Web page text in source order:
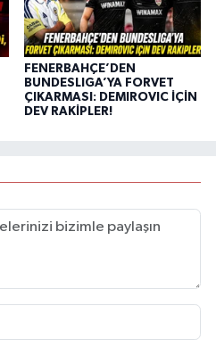
FENERBAHÇE’DEN
BUNDESLIGA’YA FORVET
ÇIKARMASI: DEMIROVIC İÇİN
DEV RAKİPLER!